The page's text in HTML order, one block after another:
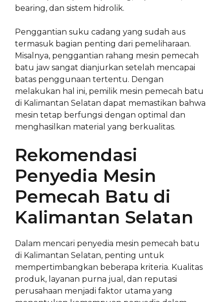
bearing, dan sistem hidrolik.
Penggantian suku cadang yang sudah aus
termasuk bagian penting dari pemeliharaan.
Misalnya, penggantian rahang mesin pemecah
batu jaw sangat dianjurkan setelah mencapai
batas penggunaan tertentu. Dengan
melakukan hal ini, pemilik mesin pemecah batu
di Kalimantan Selatan dapat memastikan bahwa
mesin tetap berfungsi dengan optimal dan
menghasilkan material yang berkualitas.
Rekomendasi
Penyedia Mesin
Pemecah Batu di
Kalimantan Selatan
Dalam mencari penyedia mesin pemecah batu
di Kalimantan Selatan, penting untuk
mempertimbangkan beberapa kriteria. Kualitas
produk, layanan purna jual, dan reputasi
perusahaan menjadi faktor utama yang